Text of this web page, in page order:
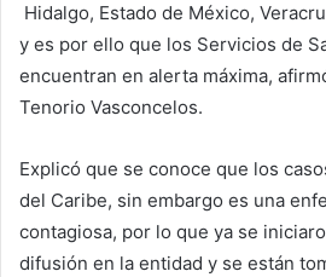
Hidalgo, Estado de México,
y es por ello que los Servicios de
encuentran en alerta máxima,
Tenorio Vasconcelos.
Explicó que se conoce que los
del Caribe, sin embargo es una
contagiosa, por lo que ya se
difusión en la entidad y se están